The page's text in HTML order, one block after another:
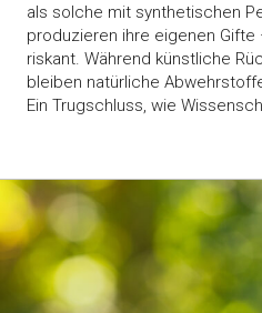
als solche mit synthetischen
produzieren ihre eigenen
riskant. Während künstliche
bleiben natürliche
Ein Trugschluss, wie